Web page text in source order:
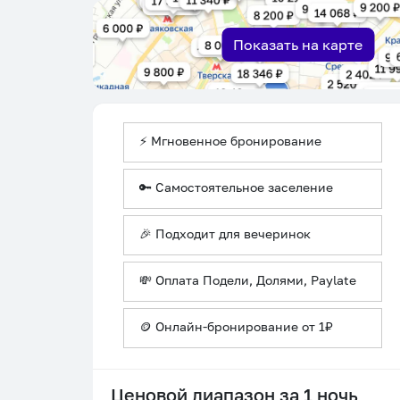
Показать на карте
⚡ Мгновенное бронирование
🔑 Самостоятельное заселение
🎉 Подходит для вечеринок
💸 Оплата Подели, Долями, Paylate
🪙 Онлайн-бронирование от 1₽
Ценовой диапазон за 1 ночь